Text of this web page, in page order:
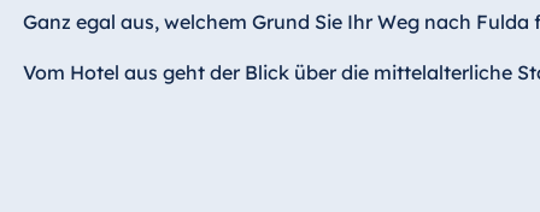
Hotel Bonn
Hotel Bremen
Ganz egal aus, welchem Grund Sie Ihr Weg nach
Vom Hotel aus geht der Blick über die mittelalterliche